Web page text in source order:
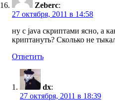
Zeberc:
27 октября, 2011 в 14:58
ну с java скриптами ясно, а
криптануть? Сколько не
Ответить
dx:
27 октября, 2011 в 18:39